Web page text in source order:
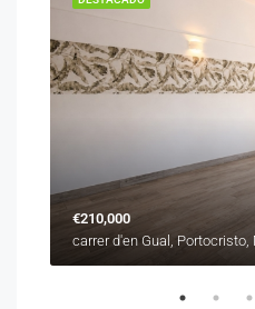
€210,000